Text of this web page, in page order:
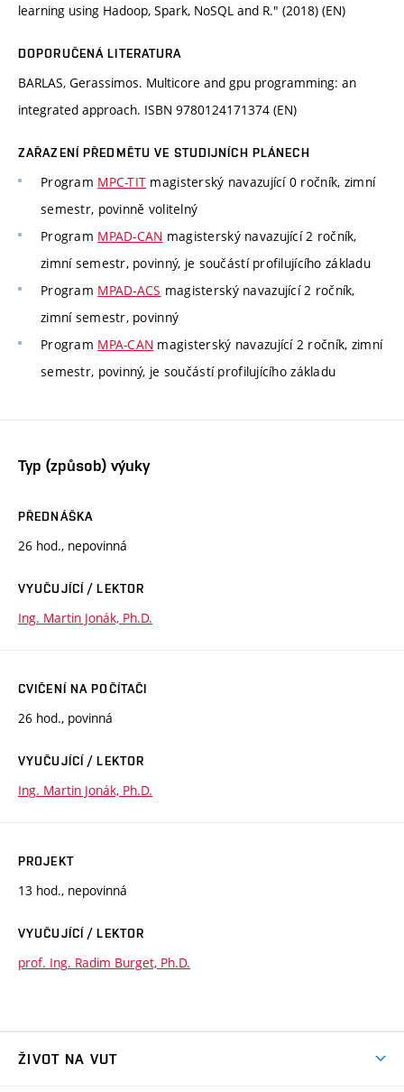
learning using Hadoop, Spark, NoSQL and R." (2018) (EN)
DOPORUČENÁ LITERATURA
BARLAS, Gerassimos. Multicore and gpu programming: an
integrated approach. ISBN 9780124171374 (EN)
ZAŘAZENÍ PŘEDMĚTU VE STUDIJNÍCH PLÁNECH
Program MPC-TIT magisterský navazující 0 ročník, zimní
semestr, povinně volitelný
Program MPAD-CAN magisterský navazující 2 ročník,
zimní semestr, povinný, je součástí profilujícího základu
Program MPAD-ACS magisterský navazující 2 ročník,
zimní semestr, povinný
Program MPA-CAN magisterský navazující 2 ročník, zimní
semestr, povinný, je součástí profilujícího základu
Typ (způsob) výuky
PŘEDNÁŠKA
26 hod., nepovinná
VYUČUJÍCÍ / LEKTOR
Ing. Martin Jonák, Ph.D.
CVIČENÍ NA POČÍTAČI
26 hod., povinná
VYUČUJÍCÍ / LEKTOR
Ing. Martin Jonák, Ph.D.
PROJEKT
13 hod., nepovinná
VYUČUJÍCÍ / LEKTOR
prof. Ing. Radim Burget, Ph.D.
ŽIVOT NA VUT